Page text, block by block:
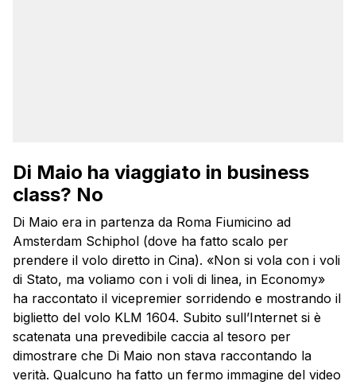
Di Maio ha viaggiato in business
class? No
Di Maio era in partenza da Roma Fiumicino ad
Amsterdam Schiphol (dove ha fatto scalo per
prendere il volo diretto in Cina). «Non si vola con i voli
di Stato, ma voliamo con i voli di linea, in Economy»
ha raccontato il vicepremier sorridendo e mostrando il
biglietto del volo KLM 1604. Subito sull’Internet si è
scatenata una prevedibile caccia al tesoro per
dimostrare che Di Maio non stava raccontando la
verità. Qualcuno ha fatto un fermo immagine del video